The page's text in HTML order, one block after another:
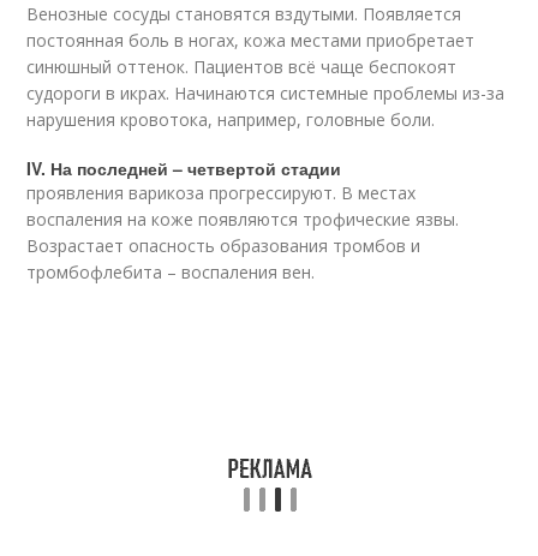
Венозные сосуды становятся вздутыми. Появляется
постоянная боль в ногах, кожа местами приобретает
синюшный оттенок. Пациентов всё чаще беспокоят
судороги в икрах. Начинаются системные проблемы из-за
нарушения кровотока, например, головные боли.
IV. На последней – четвертой стадии
проявления варикоза прогрессируют. В местах
воспаления на коже появляются трофические язвы.
Возрастает опасность образования тромбов и
тромбофлебита – воспаления вен.